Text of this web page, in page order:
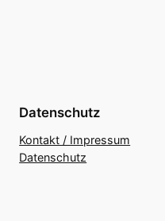
Datenschutz
Kontakt / Impressum
Datenschutz